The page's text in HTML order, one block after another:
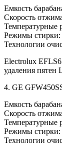
Емкость
Скорость
Температурные
Режимы стирки:
Технологии
Electrolux
удаления пятен
4. GE
Емкость
Скорость
Температурные
Режимы
Технологии